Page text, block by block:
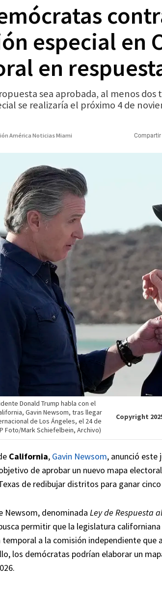
especial en
en
sea aprobada, al menos
se realizaría el próximo 4 de
América Noticias Miami Compartir
Donald Trump habla con el
Gavin Newsom, tras llegar
de Los Ángeles, el 24 de
Foto/Mark Schiefelbein, Archivo)
Copyright
California, Gavin Newsom, anunció este
de aprobar un nuevo mapa
de redibujar distritos para ganar
Newsom, denominada Ley de Respuesta
permitir que la legislatura
a la comisión independiente que
los demócratas podrían elaborar un